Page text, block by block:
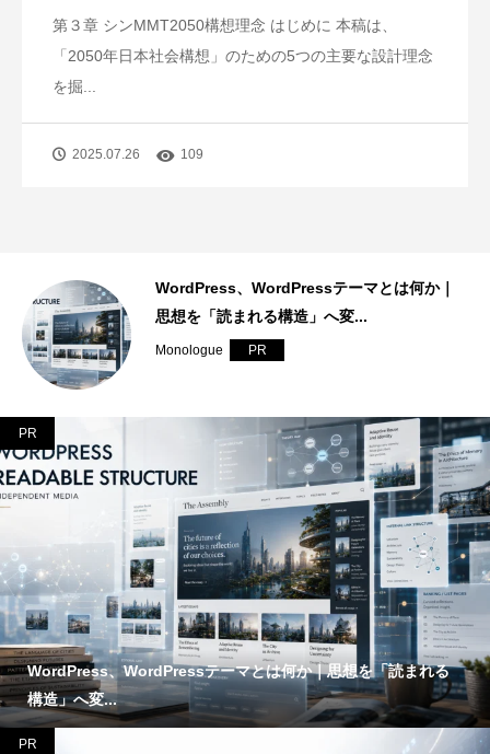
第３章 シンMMT2050構想理念 はじめに 本稿は、
「2050年日本社会構想」のための5つの主要な設計理念
を掘...
2025.07.26 109
ーマとは何か｜
変...
サーバーとは何か｜発信基盤
ラと「継続できる仕組み」
WordPress、WordPressテーマとは何か｜思想を「読まれる
構造」へ変...
PR
PR